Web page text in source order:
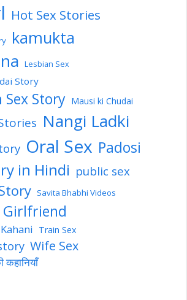
Hot Sex Stories
kamukta
Lesbian Sex
Story
Story Mausi ki Chudai
Nangi Ladki
Oral Sex Padosi
in Hindi public sex
Savita Bhabhi Videos
Girlfriend
Train Sex
Wife Sex
कहानियाँ